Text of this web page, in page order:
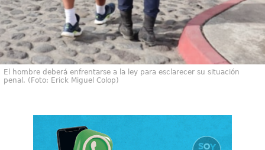
El hombre deberá enfrentarse a la ley para esclarecer su situación
penal. (Foto: Erick Miguel Colop)